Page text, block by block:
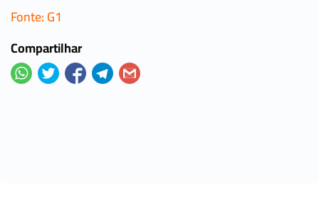
Fonte: G1
Compartilhar